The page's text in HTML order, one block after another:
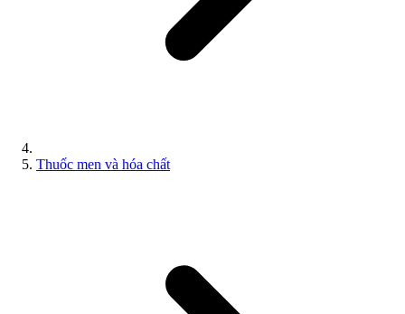
Thuốc men và hóa chất